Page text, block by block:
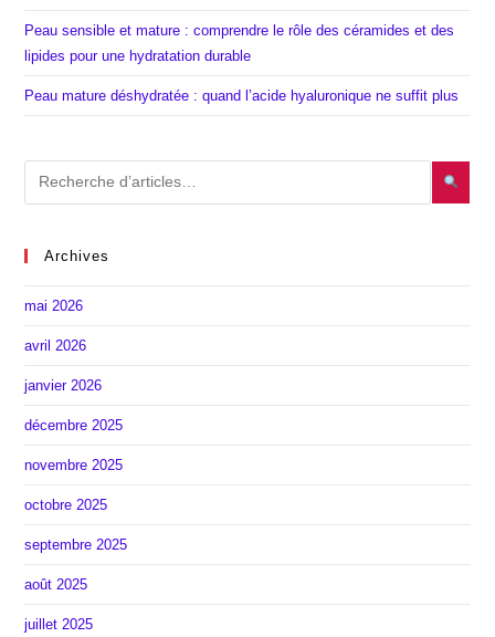
Peau sensible et mature : comprendre le rôle des céramides et des
lipides pour une hydratation durable
Peau mature déshydratée : quand l’acide hyaluronique ne suffit plus
Archives
mai 2026
avril 2026
janvier 2026
décembre 2025
novembre 2025
octobre 2025
septembre 2025
août 2025
juillet 2025